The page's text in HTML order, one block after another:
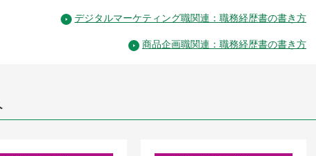
デジタルマーケティング職関連：職務経歴書の書き方
商品企画職関連：職務経歴書の書き方